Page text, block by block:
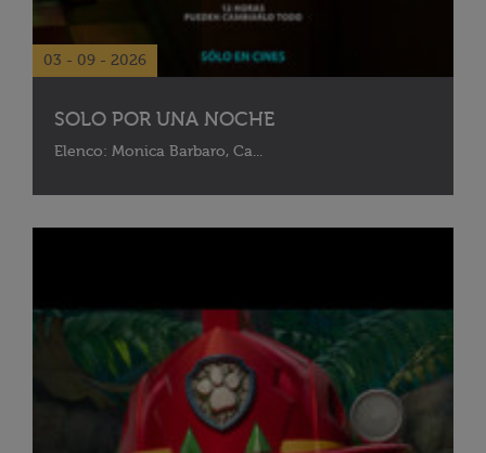
03 - 09 - 2026
SOLO POR UNA NOCHE
Elenco: Monica Barbaro, Ca...